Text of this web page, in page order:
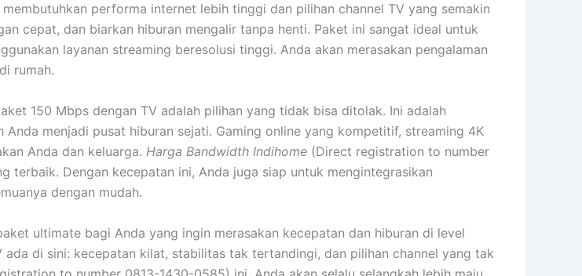
performa internet lebih tinggi dan pilihan channel TV yang semakin
cepat, dan biarkan hiburan mengalir tanpa henti. Paket ini sangat ideal untuk
layanan streaming beresolusi tinggi. Anda akan merasakan pengalaman
rumah.
150 Mbps dengan TV adalah pilihan yang tidak bisa ditolak. Ini adalah
menjadi pusat hiburan sejati. Gaming online yang kompetitif, streaming 4K
Anda dan keluarga. Harga Bandwidth Indihome (Direct registration to number
Dengan kecepatan ini, Anda juga siap untuk mengintegrasikan
dengan mudah.
ultimate bagi Anda yang ingin merasakan kecepatan dan hiburan di level
di sini: kecepatan kilat, stabilitas tak tertandingi, dan pilihan channel yang tak